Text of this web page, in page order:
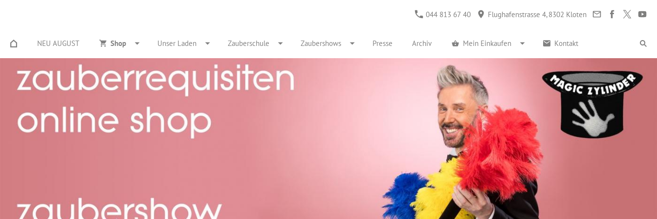
044 813 67 40 Flughafenstrasse 4, 8302 Kloten
NEU AUGUST Shop Unser Laden Zauberschule Zaubershows Presse Archiv Mein Einkaufen Kontakt